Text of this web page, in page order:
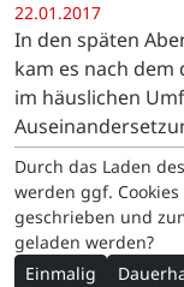
22.01.2017
In den späten
kam es nach
im häuslichen
Rentner und
Durch das Laden
werden ggf.
geschrieben und
geladen werden?
Einmalig